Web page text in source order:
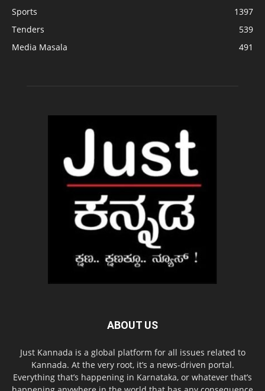
Sports
1397
Tenders
539
Media Masala
491
ABOUT US
Just Kannada is a global platform for all issues related to
Kannada. At the very root, it’s a news-driven portal.
Everything that’s happening in Karnataka, or whatever that’s